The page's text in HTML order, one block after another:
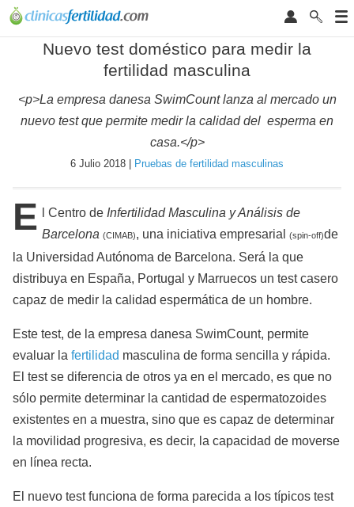
Nuevo test doméstico para medir la
fertilidad masculina
<p>La empresa danesa SwimCount lanza al mercado un
nuevo test que permite medir la calidad del esperma en
casa.</p>
6 Julio 2018 | Pruebas de fertilidad masculinas
E l Centro de Infertilidad Masculina y Análisis de
Barcelona (CIMAB), una iniciativa empresarial (spin-off)de
la Universidad Autónoma de Barcelona. Será la que
distribuya en España, Portugal y Marruecos un test casero
capaz de medir la calidad espermática de un hombre.
Este test, de la empresa danesa SwimCount, permite
evaluar la fertilidad masculina de forma sencilla y rápida.
El test se diferencia de otros ya en el mercado, es que no
sólo permite determinar la cantidad de espermatozoides
existentes en a muestra, sino que es capaz de determinar
la movilidad progresiva, es decir, la capacidad de moverse
en línea recta.
El nuevo test funciona de forma parecida a los típicos test